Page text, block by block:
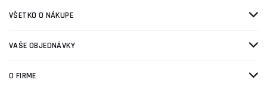
VŠETKO O NÁKUPE
VAŠE OBJEDNÁVKY
O FIRME